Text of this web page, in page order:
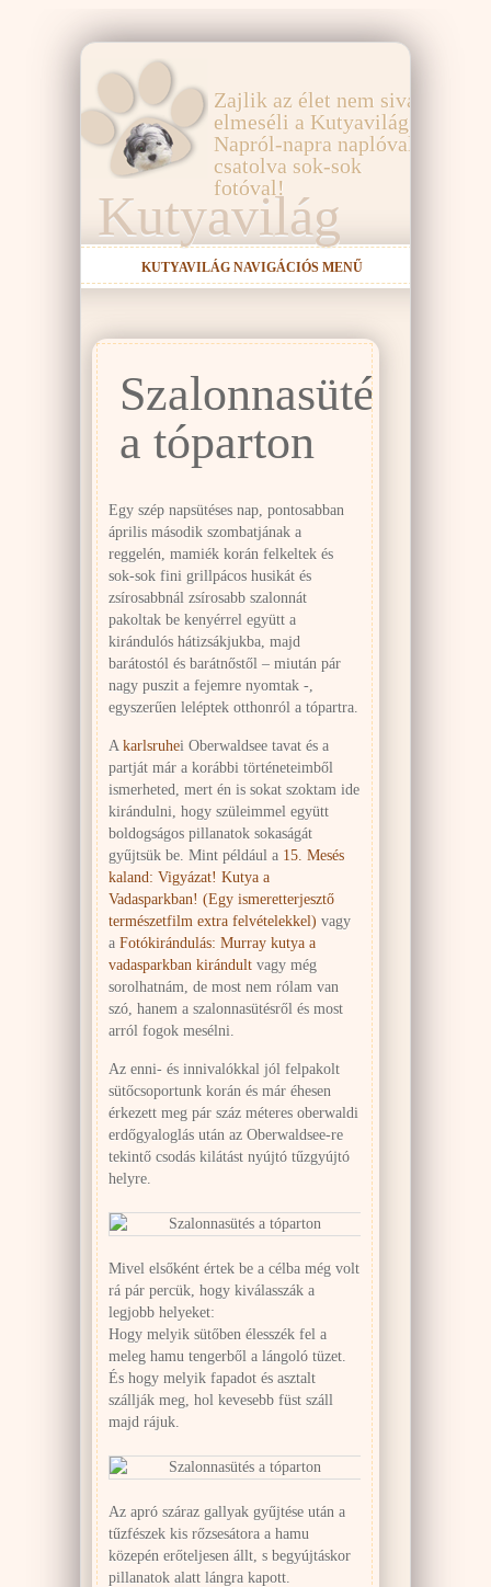
Kutyavilág
Zajlik az élet nem sivár,
elmeséli a Kutyavilág!
Napról-napra naplóval,
csatolva sok-sok
fotóval!
KUTYAVILÁG NAVIGÁCIÓS MENŰ
Szalonnasütés
a tóparton
Egy szép napsütéses nap, pontosabban
április második szombatjának a
reggelén, mamiék korán felkeltek és
sok-sok fini grillpácos husikát és
zsírosabbnál zsírosabb szalonnát
pakoltak be kenyérrel együtt a
kirándulós hátizsákjukba, majd
barátostól és barátnőstől – miután pár
nagy puszit a fejemre nyomtak -,
egyszerűen leléptek otthonról a tópartra.
A karlsruhei Oberwaldsee tavat és a
partját már a korábbi történeteimből
ismerheted, mert én is sokat szoktam ide
kirándulni, hogy szüleimmel együtt
boldogságos pillanatok sokaságát
gyűjtsük be. Mint például a 15. Mesés
kaland: Vigyázat! Kutya a
Vadasparkban! (Egy ismeretterjesztő
természetfilm extra felvételekkel) vagy
a Fotókirándulás: Murray kutya a
vadasparkban kirándult vagy még
sorolhatnám, de most nem rólam van
szó, hanem a szalonnasütésről és most
arról fogok mesélni.
Az enni- és innivalókkal jól felpakolt
sütőcsoportunk korán és már éhesen
érkezett meg pár száz méteres oberwaldi
erdőgyaloglás után az Oberwaldsee-re
tekintő csodás kilátást nyújtó tűzgyújtó
helyre.
Mivel elsőként értek be a célba még volt
rá pár percük, hogy kiválasszák a
legjobb helyeket:
Hogy melyik sütőben élesszék fel a
meleg hamu tengerből a lángoló tüzet.
És hogy melyik fapadot és asztalt
szállják meg, hol kevesebb füst száll
majd rájuk.
Az apró száraz gallyak gyűjtése után a
tűzfészek kis rőzsesátora a hamu
közepén erőteljesen állt, s begyújtáskor
pillanatok alatt lángra kapott.